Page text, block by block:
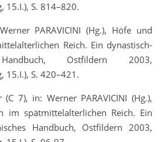
15.I.), S. 814–820.
PARAVICINI (Hg.), Höfe und
Reich. Ein dynastisch-
Handbuch, Ostfildern 2003,
15.I.), S. 420–421.
7), in: Werner PARAVICINI (Hg.),
im spätmittelalterlichen Reich. Ein
Handbuch, Ostfildern 2003,